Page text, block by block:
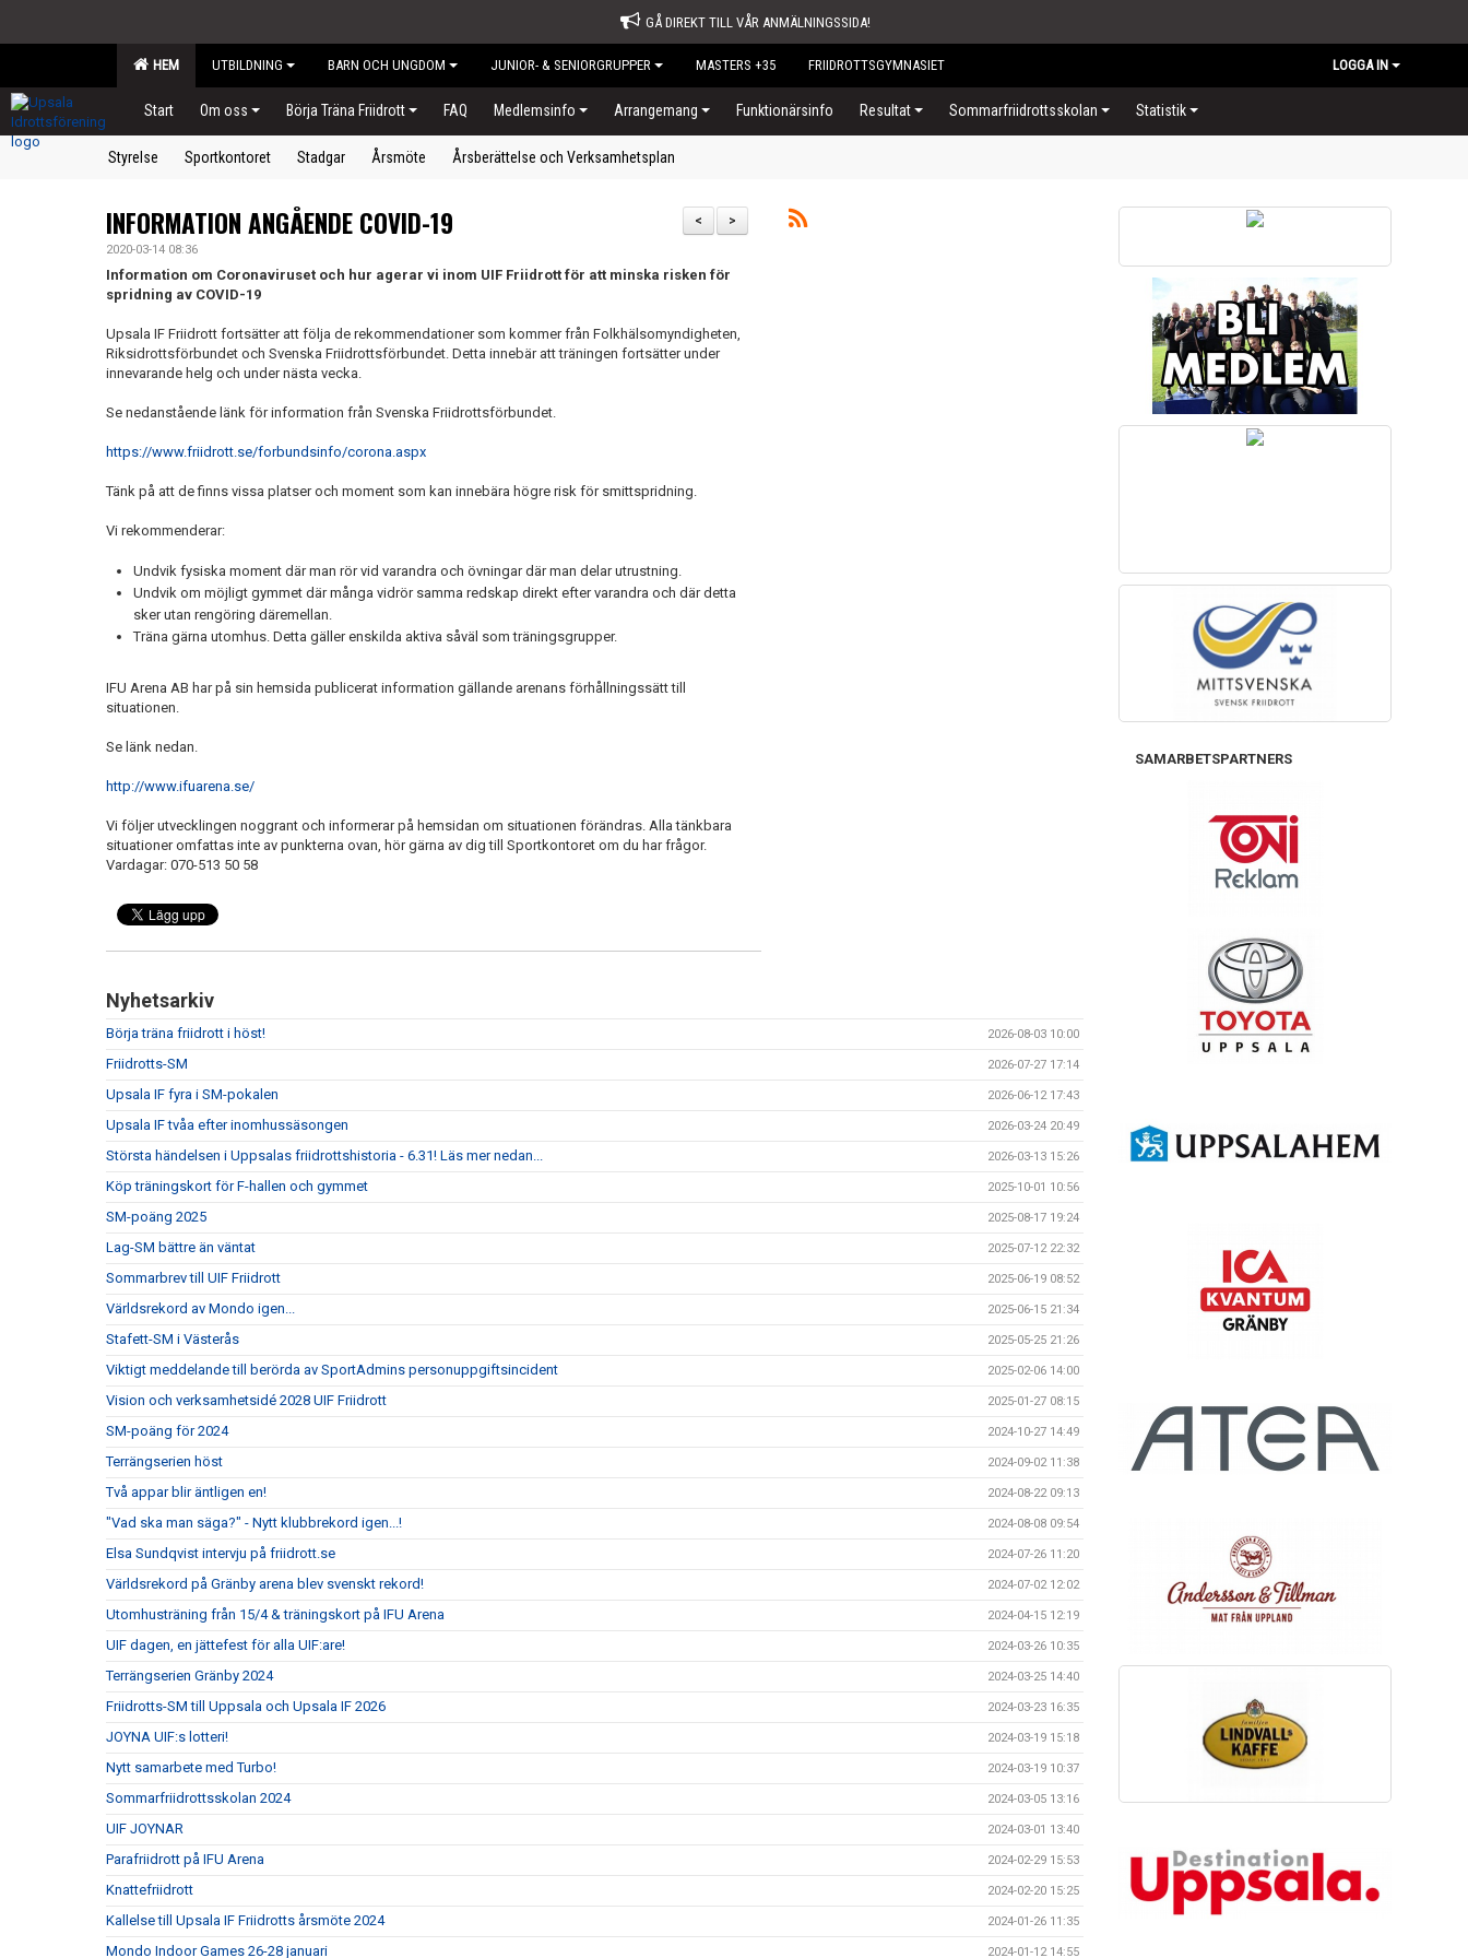
GÅ DIREKT TILL VÅR ANMÄLNINGSSIDA!
HEM UTBILDNING BARN OCH UNGDOM JUNIOR- & SENIORGRUPPER MASTERS +35 FRIIDROTTSGYMNASIET LOGGA IN
Start Om oss Börja Träna Friidrott FAQ Medlemsinfo Arrangemang Funktionärsinfo Resultat Sommarfriidrottsskolan Statistik
Styrelse Sportkontoret Stadgar Årsmöte Årsberättelse och Verksamhetsplan
>
<
INFORMATION ANGÅENDE COVID-19
2020-03-14 08:36
Information om Coronaviruset och hur agerar vi inom UIF Friidrott för att minska risken för
spridning av COVID-19
Upsala IF Friidrott fortsätter att följa de rekommendationer som kommer från Folkhälsomyndigheten,
Riksidrottsförbundet och Svenska Friidrottsförbundet. Detta innebär att träningen fortsätter under
innevarande helg och under nästa vecka.
Se nedanstående länk för information från Svenska Friidrottsförbundet.
https://www.friidrott.se/forbundsinfo/corona.aspx
Tänk på att de finns vissa platser och moment som kan innebära högre risk för smittspridning.
Vi rekommenderar:
Undvik fysiska moment där man rör vid varandra och övningar där man delar utrustning.
Undvik om möjligt gymmet där många vidrör samma redskap direkt efter varandra och där detta
sker utan rengöring däremellan.
Träna gärna utomhus. Detta gäller enskilda aktiva såväl som träningsgrupper.
IFU Arena AB har på sin hemsida publicerat information gällande arenans förhållningssätt till
situationen.
Se länk nedan.
http://www.ifuarena.se/
Vi följer utvecklingen noggrant och informerar på hemsidan om situationen förändras. Alla tänkbara
situationer omfattas inte av punkterna ovan, hör gärna av dig till Sportkontoret om du har frågor.
Vardagar: 070-513 50 58
Nyhetsarkiv
Börja träna friidrott i höst! 2026-08-03 10:00
Friidrotts-SM 2026-07-27 17:14
Upsala IF fyra i SM-pokalen 2026-06-12 17:43
Upsala IF tvåa efter inomhussäsongen 2026-03-24 20:49
Största händelsen i Uppsalas friidrottshistoria - 6.31! Läs mer nedan... 2026-03-13 15:26
Köp träningskort för F-hallen och gymmet 2025-10-01 10:56
SM-poäng 2025 2025-08-17 19:24
Lag-SM bättre än väntat 2025-07-12 22:32
Sommarbrev till UIF Friidrott 2025-06-19 08:52
Världsrekord av Mondo igen... 2025-06-15 21:34
Stafett-SM i Västerås 2025-05-25 21:26
Viktigt meddelande till berörda av SportAdmins personuppgiftsincident 2025-02-06 14:00
Vision och verksamhetsidé 2028 UIF Friidrott 2025-01-27 08:15
SM-poäng för 2024 2024-10-27 14:49
Terrängserien höst 2024-09-02 11:38
Två appar blir äntligen en! 2024-08-22 09:13
"Vad ska man säga?" - Nytt klubbrekord igen...! 2024-08-08 09:54
Elsa Sundqvist intervju på friidrott.se 2024-07-26 11:20
Världsrekord på Gränby arena blev svenskt rekord! 2024-07-02 12:02
Utomhusträning från 15/4 & träningskort på IFU Arena 2024-04-15 12:19
UIF dagen, en jättefest för alla UIF:are! 2024-03-26 10:35
Terrängserien Gränby 2024 2024-03-25 14:40
Friidrotts-SM till Uppsala och Upsala IF 2026 2024-03-23 16:35
JOYNA UIF:s lotteri! 2024-03-19 15:18
Nytt samarbete med Turbo! 2024-03-19 10:37
Sommarfriidrottsskolan 2024 2024-03-05 13:16
UIF JOYNAR 2024-03-01 13:40
Parafriidrott på IFU Arena 2024-02-29 15:53
Knattefriidrott 2024-02-20 15:25
Kallelse till Upsala IF Friidrotts årsmöte 2024 2024-01-26 11:35
Mondo Indoor Games 26-28 januari 2024-01-12 14:55
SAMARBETSPARTNERS